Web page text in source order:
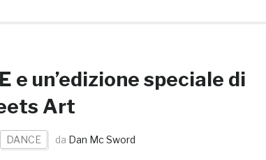
e un’edizione speciale di
Art
DANCE da Dan Mc Sword